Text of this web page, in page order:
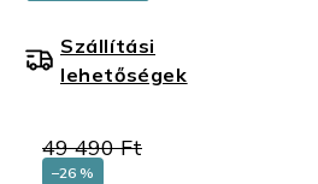
49 490 Ft
–26 %
Szállítási
lehetőségek